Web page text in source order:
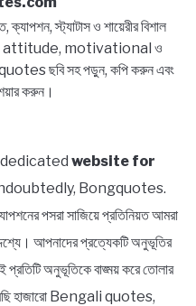
স্ট্যাটাস ও শায়েরীর বিশাল
attitude, motivational ও
ছবি সহ পড়ুন, কপি করুন এবং
করুন।
website for
Bongquotes.
পসরা সাজিয়ে প্রতিনিয়ত আমরা
আপনাদের প্রত্যেকটি অনুভূতির
অনুভূতিকে বাঙ্ময় করে তোলার
হাজারো Bengali quotes,